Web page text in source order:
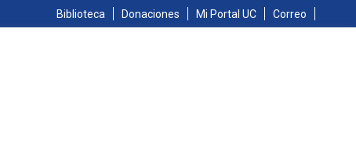
Biblioteca Donaciones Mi Portal UC Correo